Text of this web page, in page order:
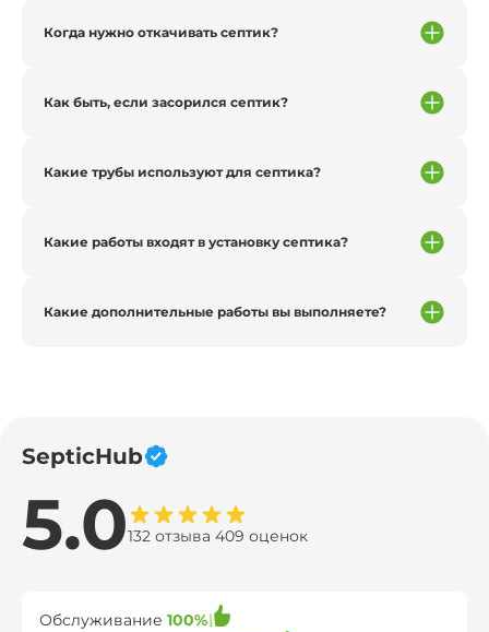
Когда нужно откачивать септик?
Как быть, если засорился септик?
Какие трубы используют для септика?
Какие работы входят в установку септика?
Какие дополнительные работы вы выполняете?
SepticHub
5.0132 отзыва 409 оценок
Обслуживание 100%